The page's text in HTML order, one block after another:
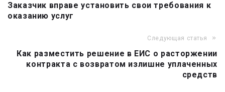
по
Заказчик вправе установить свои требования к
оказанию услуг
Следующая статья
Как разместить решение в ЕИС о расторжении
контракта с возвратом излишне уплаченных
средств